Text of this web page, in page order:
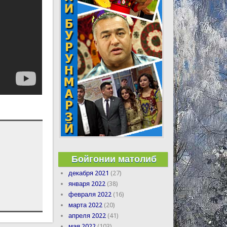
Бойгонии матолиб
декабря 2021 (27)
января 2022 (38)
февраля 2022 (16)
марта 2022 (20)
апреля 2022 (41)